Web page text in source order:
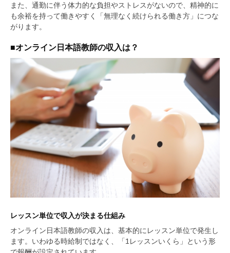
また、通勤に伴う体力的な負担やストレスがないので、精神的に
も余裕を持って働きやすく「無理なく続けられる働き方」につな
がります。
■オンライン日本語教師の収入は？
レッスン単位で収入が決まる仕組み
オンライン日本語教師の収入は、基本的にレッスン単位で発生し
ます。いわゆる時給制ではなく、「1レッスンいくら」という形